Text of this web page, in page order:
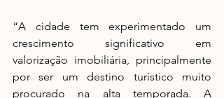
“A cidade tem experimentado um
crescimento significativo em
valorização imobiliária, principalmente
por ser um destino turístico muito
procurado na alta temporada. A